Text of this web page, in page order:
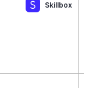
Skillbox